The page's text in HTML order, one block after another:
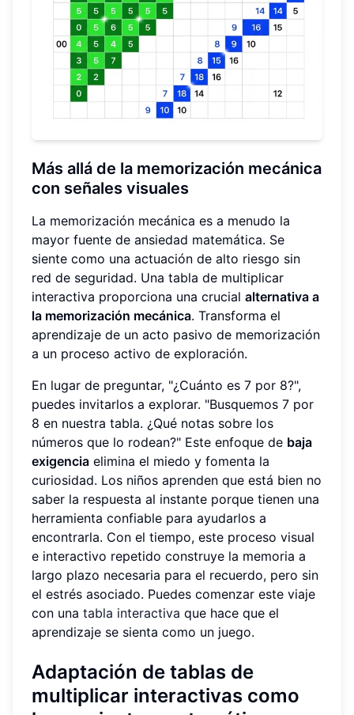
Más allá de la memorización mecánica
con señales visuales
La memorización mecánica es a menudo la
mayor fuente de ansiedad matemática. Se
siente como una actuación de alto riesgo sin
red de seguridad. Una tabla de multiplicar
interactiva proporciona una crucial alternativa a
la memorización mecánica. Transforma el
aprendizaje de un acto pasivo de memorización
a un proceso activo de exploración.
En lugar de preguntar, "¿Cuánto es 7 por 8?",
puedes invitarlos a explorar. "Busquemos 7 por
8 en nuestra tabla. ¿Qué notas sobre los
números que lo rodean?" Este enfoque de baja
exigencia elimina el miedo y fomenta la
curiosidad. Los niños aprenden que está bien no
saber la respuesta al instante porque tienen una
herramienta confiable para ayudarlos a
encontrarla. Con el tiempo, este proceso visual
e interactivo repetido construye la memoria a
largo plazo necesaria para el recuerdo, pero sin
el estrés asociado. Puedes comenzar este viaje
con una tabla interactiva que hace que el
aprendizaje se sienta como un juego.
Adaptación de tablas de
multiplicar interactivas como